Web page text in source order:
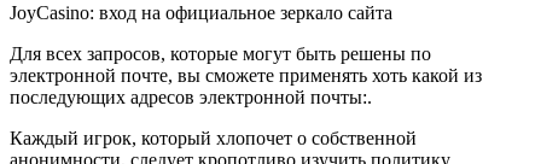
JoyCasino: вход на официальное зеркало сайта
Для всех запросов, которые могут быть решены по
электронной почте, вы сможете применять хоть какой из
последующих адресов электронной почты:.
Каждый игрок, который хлопочет о собственной